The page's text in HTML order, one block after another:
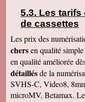
que les
Jacques N
Colis reçu
par vos
Hervé R
j'ai bien reçu
de cet
Pascal R
bonjour bien
Les tarifs
de cassettes
Les prix des
chersen qualité
en qualité améliorée
détaillésde la
SVHS-C, Video8,
microMV, Betamax.